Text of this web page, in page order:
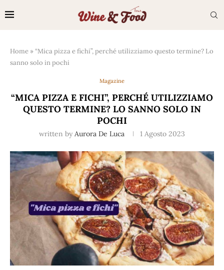
Home »“Mica pizza e fichi”, perché utilizziamo questo termine? Lo
sanno solo in pochi
Magazine
“MICA PIZZA E FICHI”, PERCHÉ UTILIZZIAMO
QUESTO TERMINE? LO SANNO SOLO IN
POCHI
written by Aurora De Luca 1 Agosto 2023